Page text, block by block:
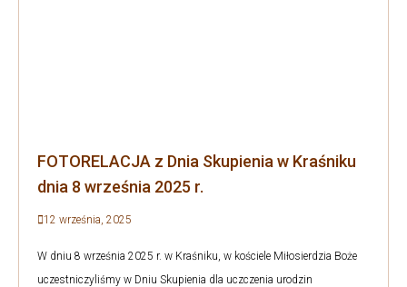
FOTORELACJA z Dnia Skupienia w Kraśniku
dnia 8 września 2025 r.
12 września, 2025
W dniu 8 września 2025 r. w Kraśniku, w kościele Miłosierdzia Boże
uczestniczyliśmy w Dniu Skupienia dla uczczenia urodzin